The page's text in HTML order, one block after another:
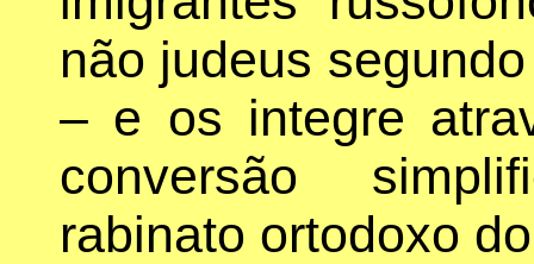
não judeus
– e os integre
conversão
rabinato ortodoxo